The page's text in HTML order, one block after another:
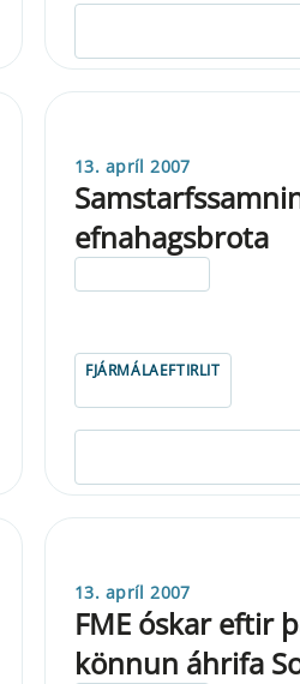
13. apríl 2007
efnahagsbrota
FJÁRMÁLAEFTIRLIT
13. apríl 2007
FME óskar eftir
könnun áhrifa